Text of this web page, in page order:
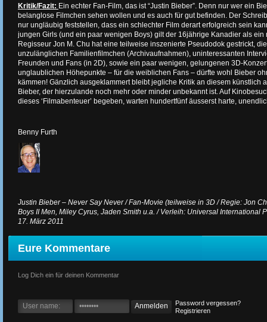
Kritik/Fazit: Ein echter Fan-Film, das ist “Justin Bieber”. Denn nur wer ein
belanglose Filmchen sehen wollen und es auch für gut befinden. Der
nur ungläubig feststellen, dass ein schlechter Film derart erfolgreich sein
jungen Girls (und ein paar wenigen Boys) gilt der 16jährige Kanadier als ein
Regisseur Jon M. Chu hat eine teilweise inszenierte Pseudodok gestrickt,
unzulänglichen Familienfilmchen (Archivaufnahmen), uninteressanten
Freunden und Fans (in 2D), sowie ein paar wenigen, gelungenen 3D-
unglaublichen Höhepunkte – für die weiblichen Fans – dürfte wohl Bieber
kämmen! Gänzlich ausgeklammert bleibt jegliche Kritik an diesem künstlich
Bieber, der hierzulande noch mehr oder minder unbekannt ist. Auf
dieses ‘Filmabenteuer’ begeben, warten hundertfünf äusserst harte,
Benny Furth
Justin Bieber – Never Say Never / Fan-Movie (teilweise in 3D / Regie: Jon
Boys II Men, Miley Cyrus, Jaden Smith u.a. / Verleih: Universal International
17. März 2011
Eure Kommentare
Log Dich ein für deinen Kommentar
Password vergessen?
Registrieren